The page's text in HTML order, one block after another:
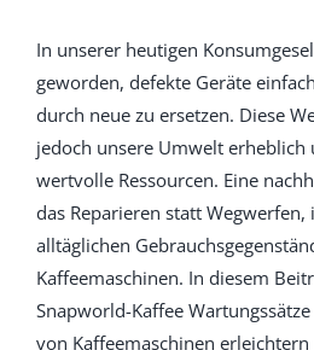
In unserer heutigen
geworden, defekte Geräte
durch neue zu ersetzen. Diese
jedoch unsere Umwelt erheblich
wertvolle Ressourcen. Eine
das Reparieren statt Wegwerfen,
alltäglichen
Kaffeemaschinen. In diesem
Snapworld-Kaffee
von Kaffeemaschinen